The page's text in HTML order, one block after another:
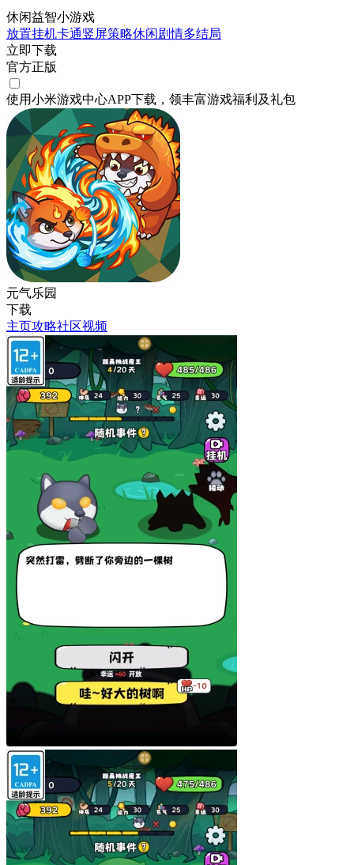
休闲益智小游戏
放置挂机卡通竖屏策略休闲剧情多结局
立即下载
官方正版
使用小米游戏中心APP下载 ，领丰富游戏福利 及礼包
元气乐园
下载
主页攻略社区视频